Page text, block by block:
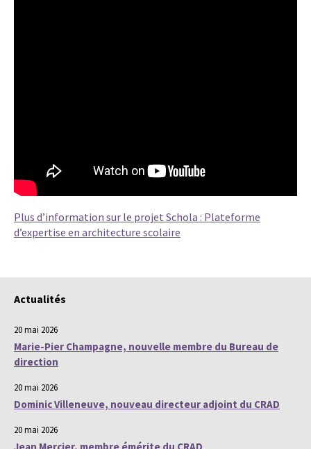
Plus d’information sur le projet Schola : Plateforme
d’expertise en architecture scolaire
Actualités
20 mai 2026
Marie-Pier Champagne, nouvelle membre du Bureau de
direction
20 mai 2026
Dominic Villeneuve, nouveau directeur adjoint du CRAD
20 mai 2026